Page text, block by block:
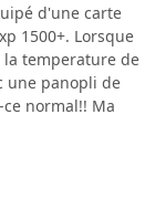
d'une carte
1500+. Lorsque
la temperature de
une panopli de
normal!! Ma